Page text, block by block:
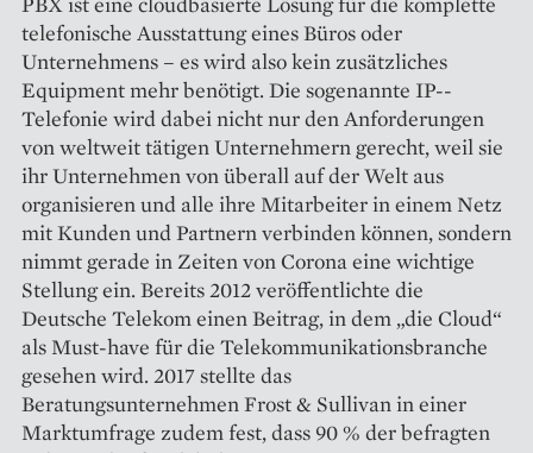
telefonische Ausstattung eines Büros oder
Unternehmens – es wird also kein zusätzliches
Equipment mehr benötigt. Die sogenannte IP-­
Telefonie wird dabei nicht nur den Anforderungen
von weltweit tätigen Unternehmern gerecht, weil sie
ihr Unternehmen von überall auf der Welt aus
organisieren und alle ihre Mitarbeiter in einem Netz
mit Kunden und Partnern verbinden können, sondern
nimmt gerade in Zeiten von Corona eine wichtige
Stellung ein. Bereits 2012 veröffentlichte die
Deutsche Telekom einen Beitrag, in dem „die Cloud“
als Must-have für die Telekommunikationsbranche
gesehen wird. 2017 stellte das
Beratungsunternehmen Frost & Sullivan in einer
Markt­umfrage zudem fest, dass 90 % der befragten